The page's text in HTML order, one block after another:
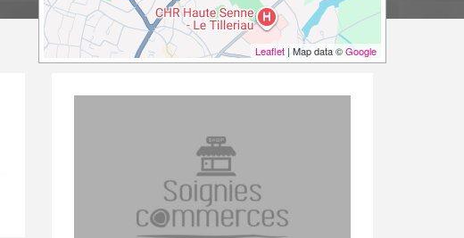
Leaflet | Map data ©Google